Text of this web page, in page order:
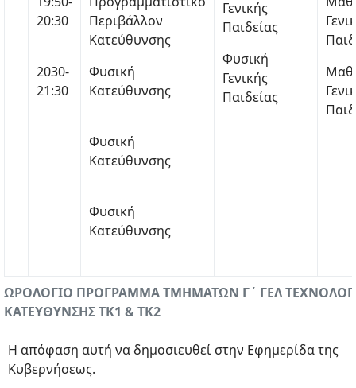
ΩΡΟΛΟΓΙΟ ΠΡΟΓΡΑΜΜΑ ΤΜΗΜΑΤΩΝ Γ΄ ΓΕΛ
ΚΑΤΕΥΘΥΝΣΗΣ ΤΚ1 & ΤΚ2
20:30
2030-
21:30
Περιβάλλον
Κατεύθυνσης
Φυσική
Κατεύθυνσης
Φυσική
Κατεύθυνσης
Φυσική
Κατεύθυνσης
Γενικής
Παιδείας
Φυσική
Γενικής
Παιδείας
Η απόφαση αυτή να δημοσιευθεί στην Εφημερίδα της
Κυβερνήσεως.